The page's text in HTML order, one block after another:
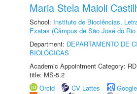
Maria Stela Maioli
School: Instituto de Biociências,
Exatas (Câmpus de São José do
Department: DEPARTAMENTO DE
BIOLÓGICAS
Academic Appointment Category:
title: MS-5.2
Orcid
CV Lattes